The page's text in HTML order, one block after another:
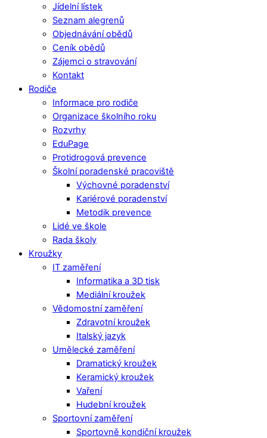
Jídelní lístek
Seznam alegrenů
Objednávání obědů
Ceník obědů
Zájemci o stravování
Kontakt
Rodiče
Informace pro rodiče
Organizace školního roku
Rozvrhy
EduPage
Protidrogová prevence
Školní poradenské pracoviště
Výchovné poradenství
Kariérové poradenství
Metodik prevence
Lidé ve škole
Rada školy
Kroužky
IT zaměření
Informatika a 3D tisk
Mediální kroužek
Vědomostní zaměření
Zdravotní kroužek
Italský jazyk
Umělecké zaměření
Dramatický kroužek
Keramický kroužek
Vaření
Hudební kroužek
Sportovní zaměření
Sportovně kondiční kroužek